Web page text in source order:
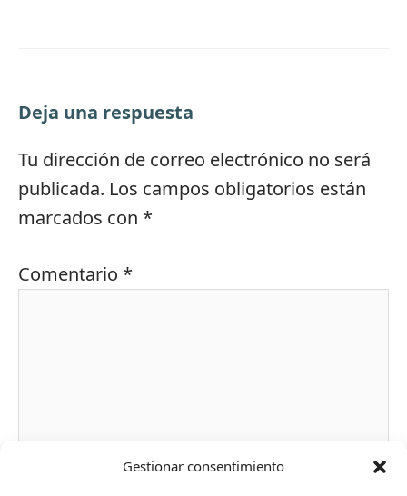
Gestionar consentimiento
Deja una respuesta
Tu dirección de correo electrónico no será
publicada. Los campos obligatorios están
marcados con *
Comentario *